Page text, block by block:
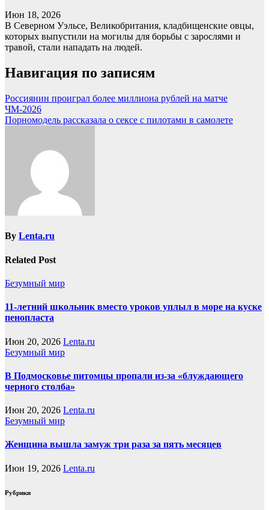
Июн 18, 2026
В Северном Уэльсе, Великобритания, кладбищенские овцы,
которых выпустили на могилы для борьбы с зарослями и
травой, стали нападать на людей.
Навигация по записям
Россиянин проиграл более миллиона рублей на матче
ЧМ-2026
Порномодель рассказала о сексе с пилотами в самолете
By Lenta.ru
Related Post
Безумный мир
11-летний школьник вместо уроков уплыл в море на куске
пенопласта
Июн 20, 2026 Lenta.ru
Безумный мир
В Подмосковье питомцы пропали из-за «блуждающего
черного столба»
Июн 20, 2026 Lenta.ru
Безумный мир
Женщина вышла замуж три раза за пять месяцев
Июн 19, 2026 Lenta.ru
Рубрики